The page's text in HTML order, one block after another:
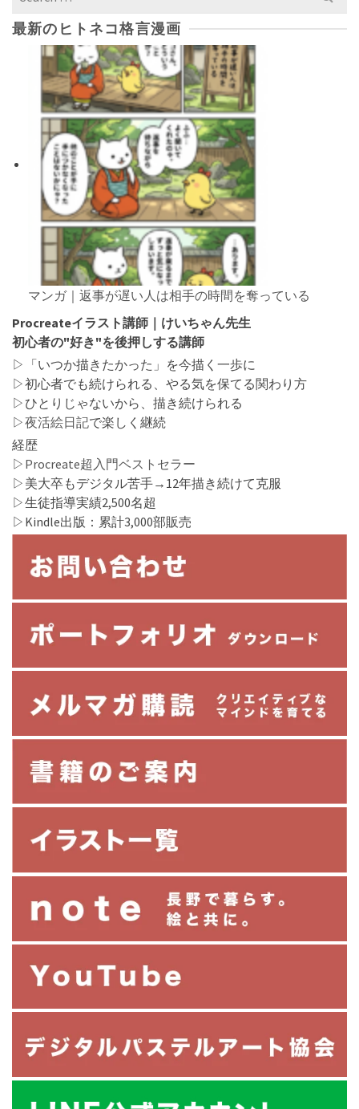
最新のヒトネコ格言漫画
マンガ｜返事が遅い人は相手の時間を奪っている
Procreateイラスト講師｜けいちゃん先生
初心者の"好き"を後押しする講師
▷「いつか描きたかった」を今描く一歩に
▷初心者でも続けられる、やる気を保てる関わり方
▷ひとりじゃないから、描き続けられる
▷夜活絵日記で楽しく継続
経歴
▷ Procreate超入門ベストセラー
▷美大卒もデジタル苦手→12年描き続けて克服
▷生徒指導実績2,500名超
▷Kindle出版：累計3,000部販売